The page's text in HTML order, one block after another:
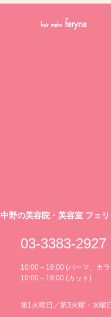
中野の美容院・美容室 フェ
03-3383-2927
10:00～18:00 (パーマ、カ
10:00～19:00 (カット)
第1火曜日／第3火曜・水曜日